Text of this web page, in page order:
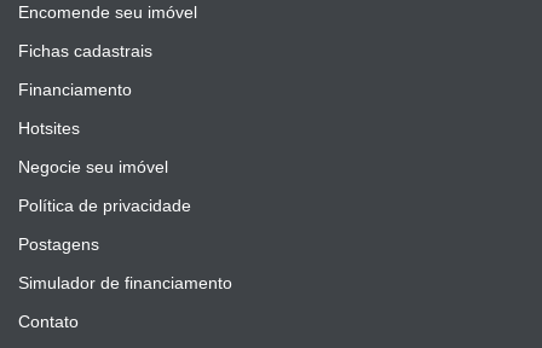
Encomende seu imóvel
Fichas cadastrais
Financiamento
Hotsites
Negocie seu imóvel
Política de privacidade
Postagens
Simulador de financiamento
Contato